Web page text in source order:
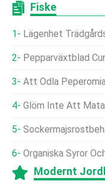
Fiske
Lägenhet
Pepparväxtblad
Att Odla Peperomia
Glöm Inte Att
Organiska Syror Och
Modernt